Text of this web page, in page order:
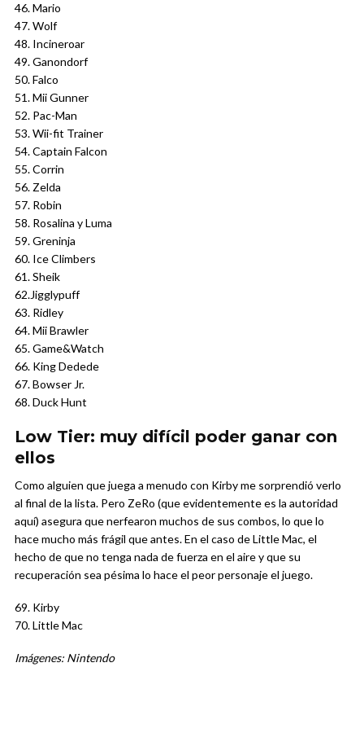
46. Mario
47. Wolf
48. Incineroar
49. Ganondorf
50. Falco
51. Mii Gunner
52. Pac-Man
53. Wii-fit Trainer
54. Captain Falcon
55. Corrin
56. Zelda
57. Robin
58. Rosalina y Luma
59. Greninja
60. Ice Climbers
61. Sheik
62.Jigglypuff
63. Ridley
64. Mii Brawler
65. Game&Watch
66. King Dedede
67. Bowser Jr.
68. Duck Hunt
Low Tier: muy difícil poder ganar con
ellos
Como alguien que juega a menudo con Kirby me sorprendió verlo
al final de la lista. Pero ZeRo (que evidentemente es la autoridad
aquí) asegura que nerfearon muchos de sus combos, lo que lo
hace mucho más frágil que antes. En el caso de Little Mac, el
hecho de que no tenga nada de fuerza en el aire y que su
recuperación sea pésima lo hace el peor personaje el juego.
69. Kirby
70. Little Mac
Imágenes: Nintendo